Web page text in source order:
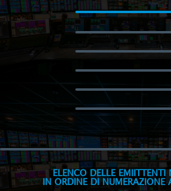
ELENCO DELLE EMIITTENTI
IN ORDINE DI NUMERAZIONE